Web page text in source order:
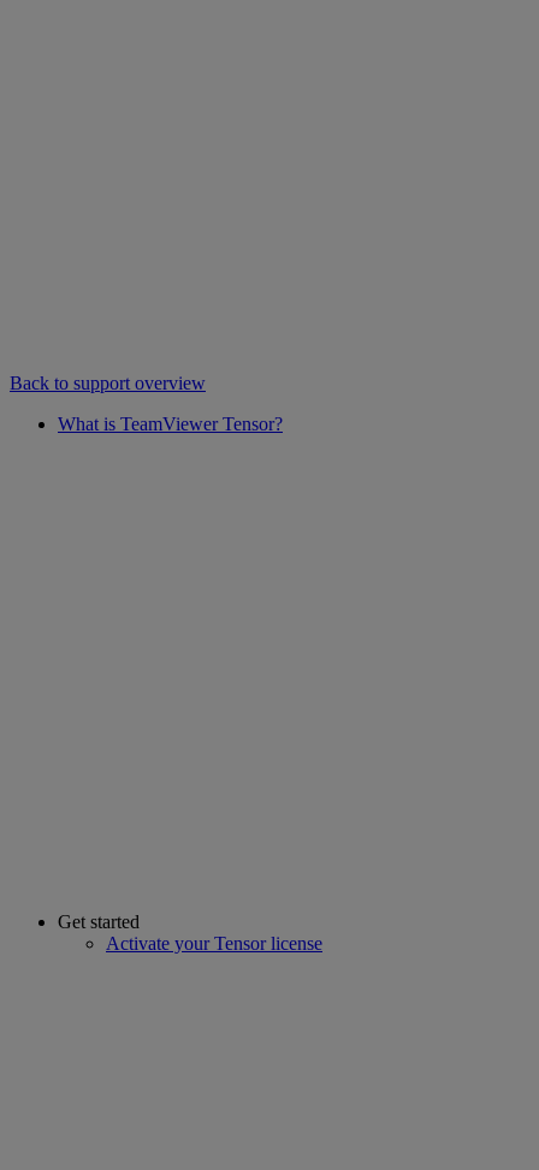
Back to support overview
What is TeamViewer Tensor?
Get started
Activate your Tensor license